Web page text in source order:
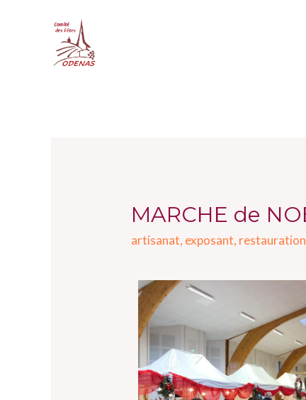
MARCHE de
artisanat, exposant, restauration